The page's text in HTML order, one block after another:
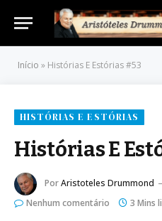
Início » Histórias E Estórias #53
HISTÓRIAS E ESTÓRIAS
Histórias E
PorAristoteles Drummond
Nenhum comentário
3 Mins